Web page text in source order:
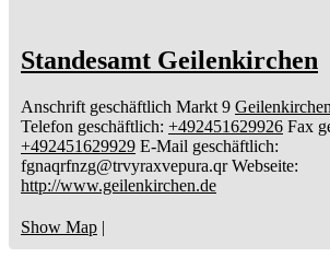
Standesamt Geilenkirchen
Anschrift geschäftlich Markt 9 Geilenkirchen
Telefon geschäftlich: +492451629926 Fax
+492451629929 E-Mail geschäftlich:
fgnaqrfnzg@trvyraxvepura.qr Webseite:
http://www.geilenkirchen.de
Show Map |